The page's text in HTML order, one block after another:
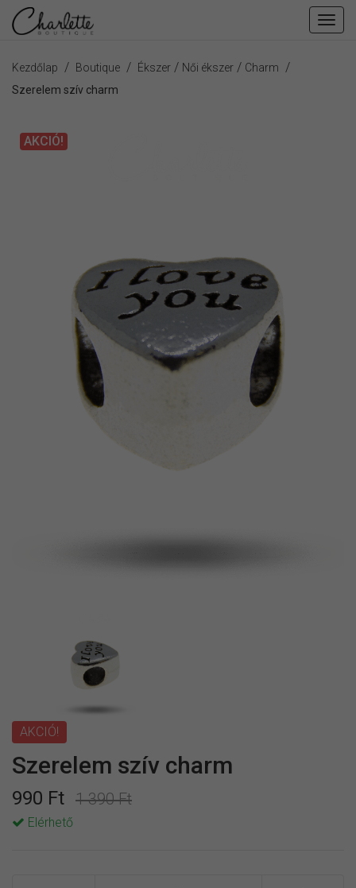
Kezdőlap / Boutique / Ékszer / Női ékszer / Charm /
Szerelem szív charm
AKCIÓ!
AKCIÓ!
Szerelem szív charm
990 Ft 1 390 Ft
Elérhető